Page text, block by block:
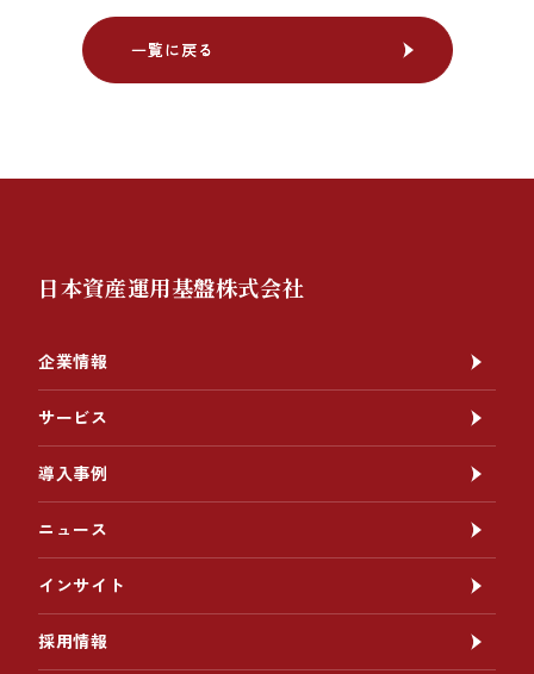
一覧に戻る
一覧に戻る
日本資産運用基盤株式会社
企業情報
サービス
導入事例
ニュース
インサイト
採用情報